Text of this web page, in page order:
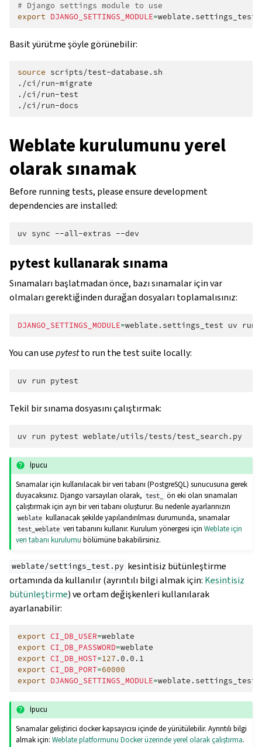
# Django settings module to use
export DJANGO_SETTINGS_MODULE=
Basit yürütme şöyle görünebilir:
source scripts/test-database.sh
./ci/run-migrate
./ci/run-test
Weblate kurulumunu yerel
olarak sınamak
Before running tests, please ensure development
dependencies are installed:
uv sync --all-extras
pytest kullanarak sınama
Sınamaları başlatmadan önce, bazı sınamalar için var
olmaları gerektiğinden durağan dosyaları toplamalısınız:
DJANGO_SETTINGS_MODULE=weblate.settings_test uv run
You can usepytestto run the test suite locally:
uv run
Tekil bir sınama dosyasını çalıştırmak:
uv run pytest
İpucu
Sınamalar için kullanılacak bir veri tabanı (PostgreSQL) sunucusuna gerek
duyacaksınız. Django varsayılan olarak, test_
ön eki olan sınamaları
çalıştırmak için ayrı bir veri tabanı oluşturur. Bu nedenle ayarlarınızın
weblate kullanacak şekilde yapılandırılması durumunda, sınamalar
test_weblate veri tabanını kullanır. Kurulum yönergesi içinWeblate için
veri tabanı kurulumu bölümüne bakabilirsiniz.
weblate/settings_test.py kesintisiz bütünleştirme
ortamında da kullanılır (ayrıntılı bilgi almak için: Kesintisiz
bütünleştirme) ve ortam değişkenleri kullanılarak
ayarlanabilir:
export CI_DB_USER=
export CI_DB_PASSWORD=
export CI_DB_HOST=127
export CI_DB_PORT=60000
export DJANGO_SETTINGS_MODULE=
İpucu
Sınamalar geliştirici docker kapsayıcısı içinde de yürütülebilir. Ayrıntılı bilgi
almak için:Weblate platformunu Docker üzerinde yerel olarak çalıştırma.